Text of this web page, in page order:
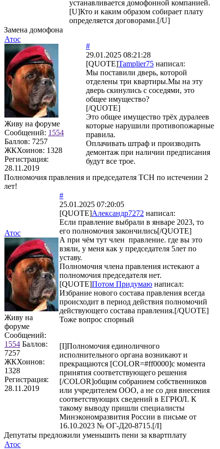
устанавливается домофонной компанией.
[U]Кто и каким образом собирает плату
определяется договорами.[/U]
Замена домофона
Атос
Живу на форуме
Сообщений: 1554
Баллов: 7257
ЖКХоинов: 1328
Регистрация:
28.11.2019
#
29.01.2025 08:21:28
[QUOTE]Tamplier75 написал:
Мы поставили дверь, которой
отделены три квартиры.Мы на эту
дверь скинулись с соседями, это
общее имущество?
[/QUOTE]
Это общее имущество трёх дуралеев
которые нарушили противопожарные
правила.
Оплачивать штраф и производить
демонтаж при наличии предписания
будут все трое.
Полномочия правления и председателя ТСН по истечении 2
лет!
Атос
Живу на
форуме
Сообщений:
1554 Баллов:
7257
ЖКХоинов:
1328
Регистрация:
28.11.2019
#
25.01.2025 07:20:05
[QUOTE]Александр7272 написал:
Если правление выбрали в январе 2023, то
его полномочия закончились[/QUOTE]
А при чём тут член правление. где вы это
взяли, у меня как у председателя 5лет по
уставу.
Полномочия члена правления истекают а
полномочия председателя нет.
[QUOTE]Потом Придумаю написал:
Избрание нового состава правления всегда
происходит в период действия полномочий
действующего состава правления.[/QUOTE]
Тоже вопрос спорный
[I]Полномочия единоличного
исполнительного органа возникают и
прекращаются [COLOR=#ff0000]с момента
принятия соответствующего решения
[/COLOR]общим собранием собственников
или учредителем ООО, а не со дня внесения
соответствующих сведений в ЕГРЮЛ. К
такому выводу пришли специалисты
Минэкономразвития России в письме от
16.10.2023 № ОГ-Д20-8715.[/I]
Депутаты предложили уменьшить пени за квартплату
Атос